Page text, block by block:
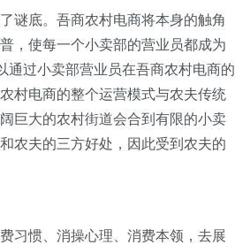
谜底。吾商农村电商将本身的触角
，使每一个小卖部的营业员都成为
通过小卖部营业员在吾商农村电商的
村电商的整个运营模式与农夫传统
巨大的农村街道会合到有限的小卖
农夫的三方好处，因此受到农夫的
习惯、消操心理、消费本领，去展